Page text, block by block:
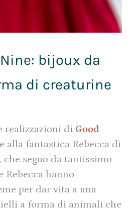
bijoux da
di creaturine
realizzazioni di Good
alla fantastica Rebecca di
, che seguo da tantissimo
Rebecca hanno
per dar vita a una
a forma di animali che